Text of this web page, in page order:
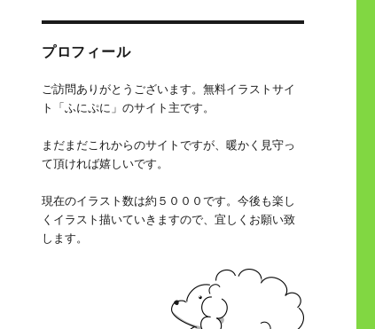
プロフィール
ご訪問ありがとうございます。無料イラストサイ
ト「ふにぷに」のサイト主です。
まだまだこれからのサイトですが、暖かく見守っ
て頂ければ嬉しいです。
現在のイラスト数は約５０００です。今後も楽し
くイラスト描いていきますので、宜しくお願い致
します。